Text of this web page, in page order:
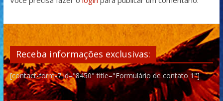
Receba informações exclusivas:
[contact-form-7 id="8450" title="Formulário de contato 1"]